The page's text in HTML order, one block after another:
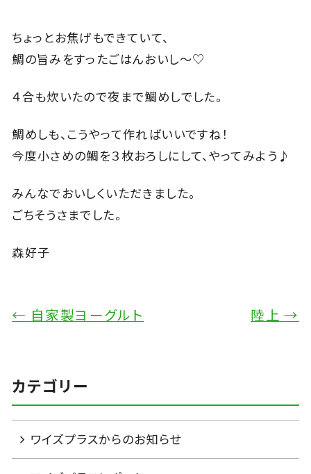
ちょっとお焦げもできていて、
鯛の旨みをすったごはんおいし～♡
４合も炊いたので夜まで鯛めしでした。
鯛めしも、こうやって作ればいいですね！
今度小さめの鯛を３枚おろしにして、やってみよう♪
みんなでおいしくいただきました。
ごちそうさまでした。
森好子
← 自家製ヨーグルト 陸上 →
カテゴリー
ワイズプラスからのお知らせ